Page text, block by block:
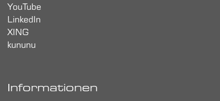
YouTube
LinkedIn
XING
kununu
Informationen